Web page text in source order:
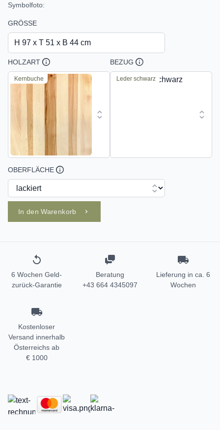
Symbolfoto:
GRÖSSE
H 97 x T 51 x B 44 cm
HOLZART
Kernbuche
BEZUG
Leder schwarz
OBERFLÄCHE
In den Warenkorb
6 Wochen Geld-
zurück-Garantie
Beratung
+43 664 4345097
Lieferung in ca. 6
Wochen
Kostenloser
Versand innerhalb
Österreichs ab
€ 1000